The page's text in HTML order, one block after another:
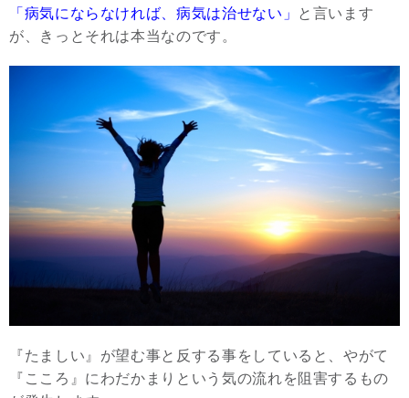
「病気にならなければ、病気は治せない」 と言います
が、きっとそれは本当なのです。
『たましい』が望む事と反する事をしていると、やがて
『こころ』にわだかまりという気の流れを阻害するもの